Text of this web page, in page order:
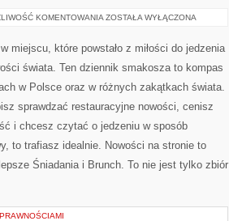
KOMENTOWANIA STREET
FOOD
TRUCKI
ZOSTAŁA WYŁĄCZONA
miejscu, które powstało z miłości do jedzenia
świata. Ten dziennik smakosza to kompas
w Polsce oraz w różnych zakątkach świata.
sprawdzać restauracyjne nowości, cenisz
i chcesz czytać o jedzeniu w sposób
to trafiasz idealnie. Nowości na stronie to
Śniadania i Brunch. To nie jest tylko zbiór